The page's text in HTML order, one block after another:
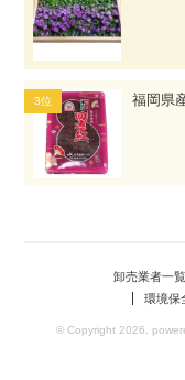
福岡県
卸売業者一覧
環境保
© Copyright 2026.